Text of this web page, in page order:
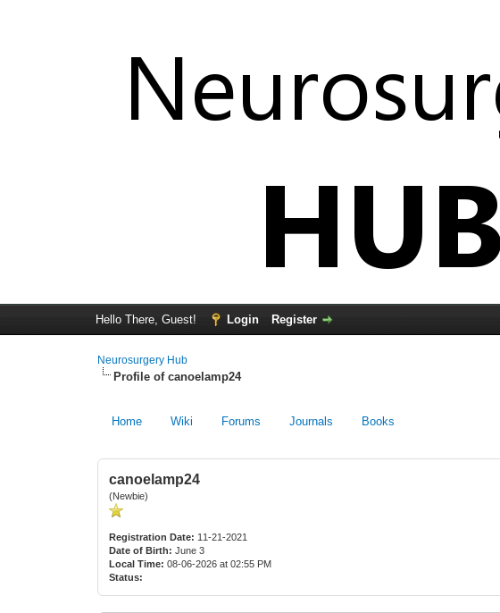
Hello There, Guest! Login Register
Neurosurgery Hub
Profile of canoelamp24
Home Wiki Forums Journals Books
canoelamp24
(Newbie)
Registration Date: 11-21-2021
Date of Birth: June 3
Local Time: 08-06-2026 at 02:55 PM
Status: